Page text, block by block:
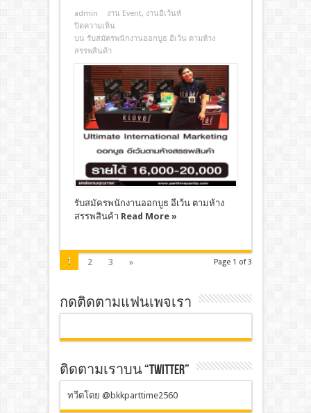
admin งาน Event, งานอีเว้นท์
ปิดความเห็น
บน รับสมัครพนักงานออกบูธ อีเว้น ตามห้าง
สรรพสินค้า
รับสมัครพนักงานออกบูธ อีเว้น ตามห้าง
สรรพสินค้า Read More »
Page 1 of 3
1 2 3 »
กดติดตามแฟนเพจเรา
ติดตามเราบน “TWITTER”
ทวีตโดย @bkkparttime2560